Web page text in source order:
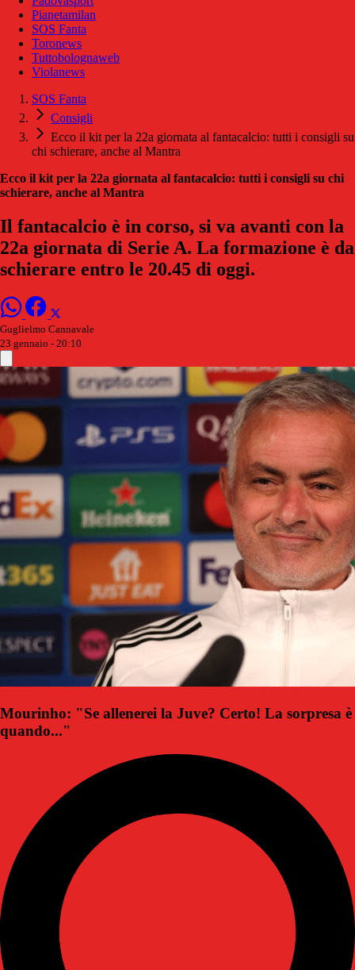
Pianetamilan
SOS Fanta
Toronews
Tuttobolognaweb
Violanews
SOS Fanta
Consigli
Ecco il kit per la 22a giornata al fantacalcio: tutti i consigli su
chi schierare, anche al Mantra
Ecco il kit per la 22a giornata al fantacalcio: tutti i consigli su chi
schierare, anche al Mantra
Il fantacalcio è in corso, si va avanti con la
22a giornata di Serie A. La formazione è da
schierare entro le 20.45 di oggi.
Guglielmo Cannavale
23 gennaio - 20:10
Mourinho: "Se allenerei la Juve? Certo! La sorpresa è
quando..."